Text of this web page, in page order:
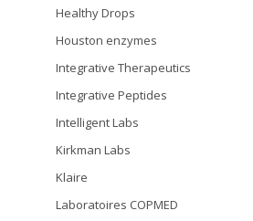
Healthy Drops
Houston enzymes
Integrative Therapeutics
Integrative Peptides
Intelligent Labs
Kirkman Labs
Klaire
Laboratoires COPMED